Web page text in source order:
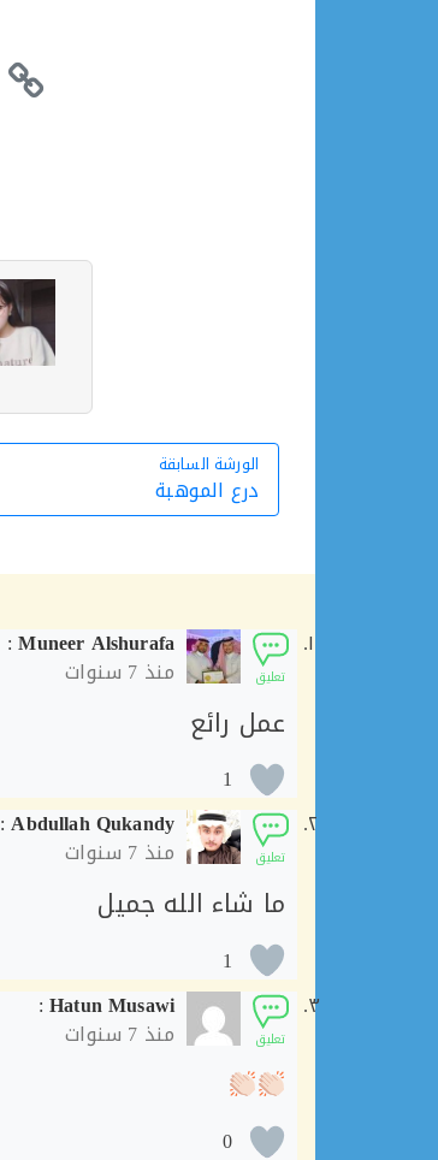
الورشة السابقة
الورشة السابقة
درع الموهبة
تعليق
Muneer Alshurafa
:
منذ 7 سنوات
عمل رائع
1
تعليق
Abdullah Qukandy
:
منذ 7 سنوات
ما شاء الله جميل
1
تعليق
Hatun Musawi
:
منذ 7 سنوات
0